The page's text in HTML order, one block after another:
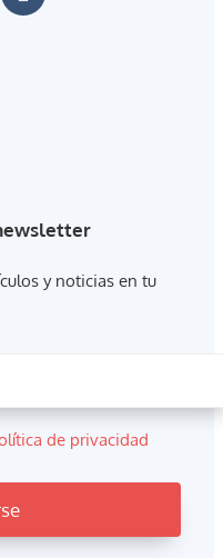
y noticias en tu
de privacidad